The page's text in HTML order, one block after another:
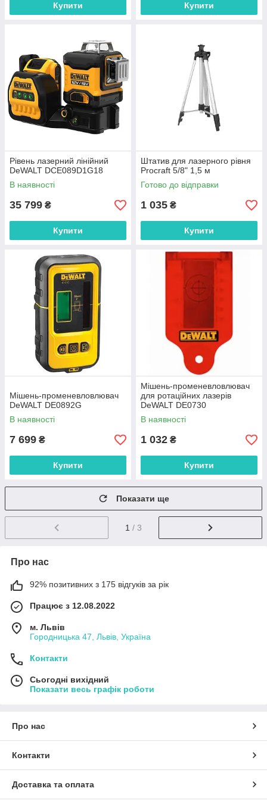
Купити Купити
Рівень лазерний лінійний
DeWALT DCE089D1G18
В наявності
35 799 ₴
Купити
Штатив для лазерного рівня
Procraft 5/8" 1,5 м
Готово до відправки
1 035 ₴
Купити
Мішень-променевловлювач
DeWALT DE0892G
В наявності
7 699 ₴
Купити
Мішень-променевловлювач
для ротаційних лазерів
DeWALT DE0730
В наявності
1 032 ₴
Купити
Показати ще
1 / 3
Про нас
92% позитивних з 175 відгуків за рік
Працює з 12.08.2022
м. Львів
Городницька 47, Львів, Україна
Контакти
Сьогодні вихідний
Показати весь графік роботи
Про нас
Контакти
Доставка та оплата